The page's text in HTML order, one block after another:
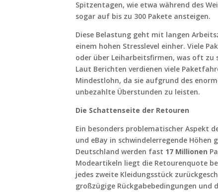
Spitzentagen, wie etwa während des
sogar auf bis zu 300 Pakete ansteigen.
Diese Belastung geht mit langen
einem hohen Stresslevel einher. Viele
oder über Leiharbeitsfirmen, was oft
Laut Berichten verdienen viele
Mindestlohn, da sie aufgrund des
unbezahlte Überstunden zu leisten.
Die Schattenseite der Retouren
Ein besonders problematischer Aspekt
und eBay in schwindelerregende
Deutschland werden fast 17 Millionen
Modeartikeln liegt die Retourenquote
jedes zweite Kleidungsstück
großzügige Rückgabebedingungen und